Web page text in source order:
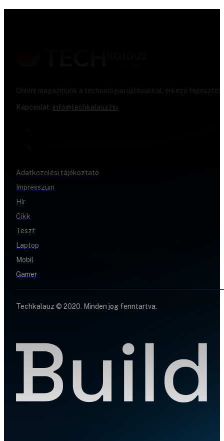
Online magazinunk a technológiai újításokkal, érkező
Kapcsolat: info@techkalauz.hu
Adatkezelési tájékoztató
Impresszum
Hír
Cikk
Teszt
Laptop
Mobil
Gamer
Techkalauz © 2020. Minden jog fenntartva.